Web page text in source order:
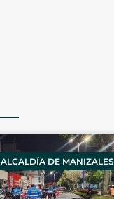
ALCALDÍA DE MANIZALES